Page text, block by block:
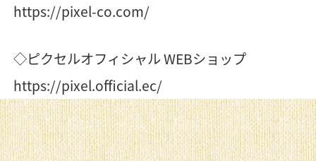
https://pixel-co.com/
◇​​ピクセルオフィシャル WEBショップ
https://pixel.official.ec/